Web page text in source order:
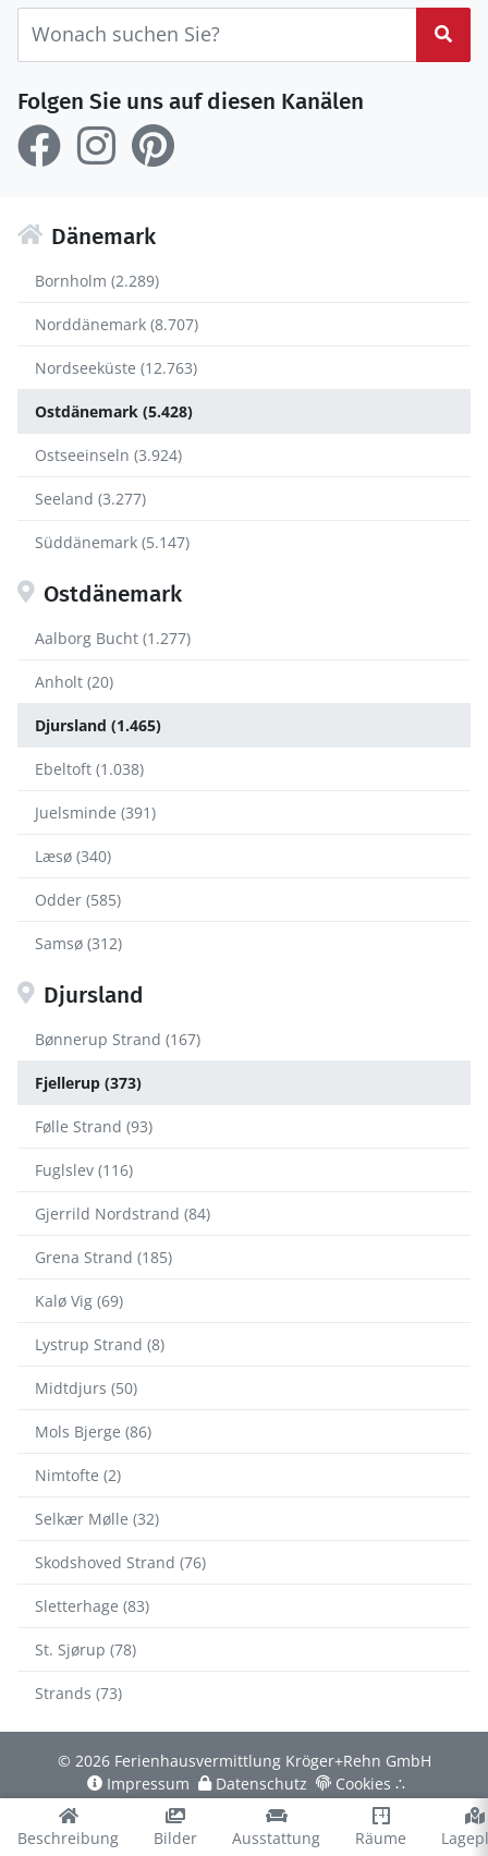
Beschreibung Bilder Ausstattung Räume
Folgen Sie uns auf diesen Kanälen
Dänemark
Bornholm (2.289)
Norddänemark (8.707)
Nordseeküste (12.763)
Ostdänemark (5.428)
Ostseeinseln (3.924)
Seeland (3.277)
Süddänemark (5.147)
Ostdänemark
Aalborg Bucht (1.277)
Anholt (20)
Djursland (1.465)
Ebeltoft (1.038)
Juelsminde (391)
Læsø (340)
Odder (585)
Samsø (312)
Djursland
Bønnerup Strand (167)
Fjellerup (373)
Følle Strand (93)
Fuglslev (116)
Gjerrild Nordstrand (84)
Grena Strand (185)
Kalø Vig (69)
Lystrup Strand (8)
Midtdjurs (50)
Mols Bjerge (86)
Nimtofte (2)
Selkær Mølle (32)
Skodshoved Strand (76)
Sletterhage (83)
St. Sjørup (78)
Strands (73)
© 2026 Ferienhausvermittlung Kröger+Rehn GmbH
Impressum
Datenschutz Cookies ∴